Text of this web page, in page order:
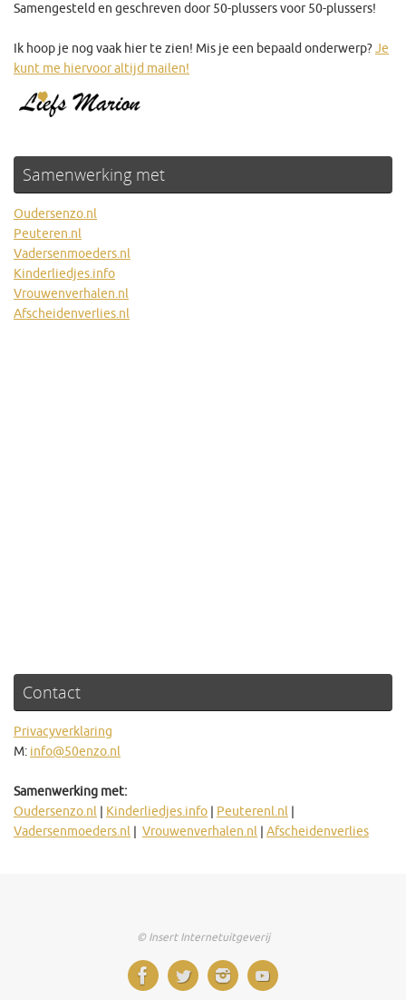
Samengesteld en geschreven door 50-plussers voor 50-plussers!
Ik hoop je nog vaak hier te zien! Mis je een bepaald onderwerp?Je
kunt me hiervoor altijd mailen!
Samenwerking met
Oudersenzo.nl
Peuteren.nl
Vadersenmoeders.nl
Kinderliedjes.info
Vrouwenverhalen.nl
Afscheidenverlies.nl
Contact
Privacyverklaring
M: info@50enzo.nl
Samenwerking met:
Oudersenzo.nl | Kinderliedjes.info | Peuterenl.nl |
Vadersenmoeders.nl | Vrouwenverhalen.nl | Afscheidenverlies
© Insert Internetuitgeverij